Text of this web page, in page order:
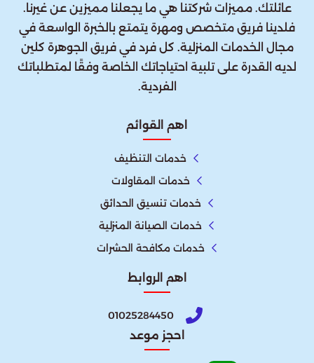
عائلتك. مميزات شركتنا هي ما يجعلنا مميزين عن غيرنا.
فلدينا فريق متخصص ومهرة يتمتع بالخبرة الواسعة في
مجال الخدمات المنزلية. كل فرد في فريق الجوهرة كلين
لديه القدرة على تلبية احتياجاتك الخاصة وفقًا لمتطلباتك
الفردية.
اهم القوائم
خدمات التنظيف
خدمات المقاولات
خدمات تنسيق الحدائق
خدمات الصيانة المنزلية
خدمات مكافحة الحشرات
اهم الروابط
01025284450
احجز موعد